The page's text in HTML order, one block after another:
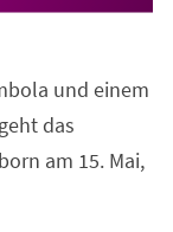
und einem
das
am 15. Mai,